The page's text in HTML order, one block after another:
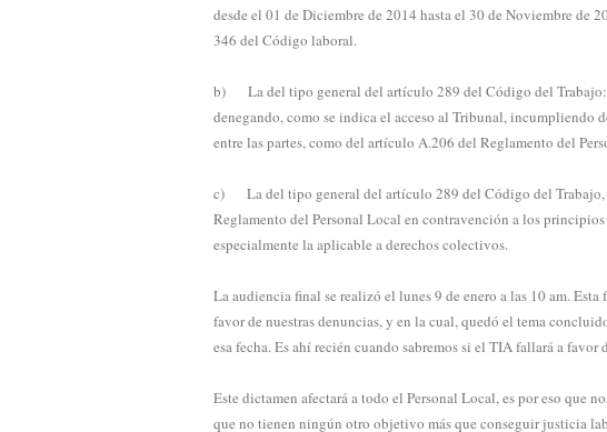
desde el 01 de Diciembre de 2014 hasta el 30 de Noviembre de
346 del Código laboral.
b)
La del tipo general del artículo 289 del Código del
denegando, como se indica el acceso al Tribunal, incumpliendo
entre las partes, como del artículo A.206 del Reglamento del
c)
La del tipo general del artículo 289 del Código del
Reglamento del Personal Local en contravención a los
especialmente la aplicable a derechos colectivos.
La audiencia final se realizó el lunes 9 de enero a las 10 am.
favor de nuestras denuncias, y en la cual, quedó el tema
esa fecha. Es ahí recién cuando sabremos si el TIA fallará a favor
Este dictamen afectará a todo el Personal Local, es por eso que
que no tienen ningún otro objetivo más que conseguir justicia